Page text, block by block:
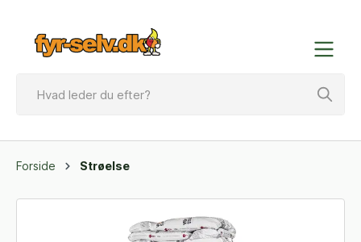
Forside Strøelse